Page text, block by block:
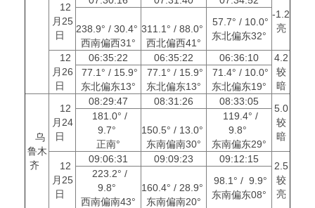
12
月25
日
-1.2
亮
238.9° / 30.4°
西南偏西31°
311.1° / 88.0°
西北偏西41°
57.7° / 10.0°
东北偏东32°
12
月26
日
06:35:22 06:35:22 06:36:10
4.2
较
暗
77.1° / 15.9°
东北偏东13°
77.1° / 15.9°
东北偏东13°
71.4° / 10.0°
东北偏东19°
乌
鲁木
齐
12
月24
日
08:29:47 08:31:26 08:33:05
5.0
较
暗
181.0° /
9.7°
正南°
150.5° / 13.0°
东南偏南30°
119.4° /
9.8°
东南偏东29°
12
月25
日
09:06:31 09:09:23 09:12:15
2.5
较
亮
223.2° /
9.8°
西南偏南43°
160.4° / 28.9°
东南偏南20°
98.1° / 9.9°
东南偏东08°